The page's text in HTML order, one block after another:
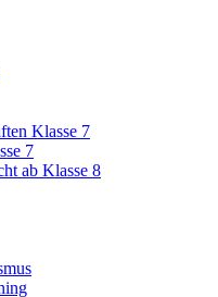
Klasse 7
7
ab Klasse 8